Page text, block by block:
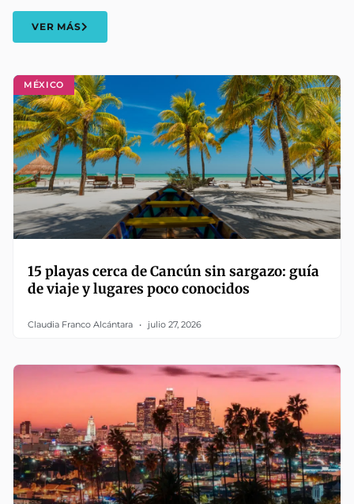
MÉXICO
15 playas cerca de Cancún sin sargazo: guía
de viaje y lugares poco conocidos
Claudia Franco Alcántara julio 27, 2026
VER MÁS